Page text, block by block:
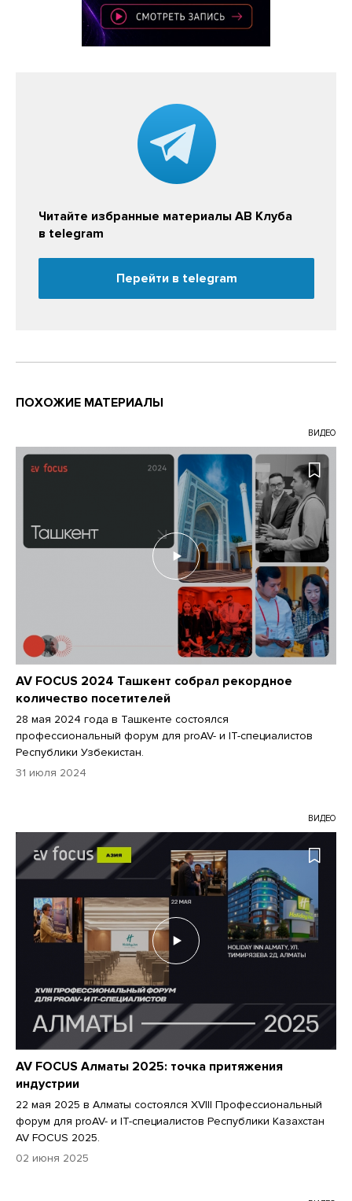
Читайте избранные материалы АВ Клуба
в telegram
Перейти в telegram
ПОХОЖИЕ МАТЕРИАЛЫ
ВИДЕО
AV FOCUS 2024 Ташкент собрал рекордное
количество посетителей
28 мая 2024 года в Ташкенте состоялся
профессиональный форум для proAV- и IT-специалистов
Республики Узбекистан.
31 июля 2024
ВИДЕО
AV FOCUS Алматы 2025: точка притяжения
индустрии
22 мая 2025 в Алматы состоялся XVIII Профессиональный
форум для proAV- и IT-специалистов Республики Казахстан
AV FOCUS 2025.
02 июня 2025